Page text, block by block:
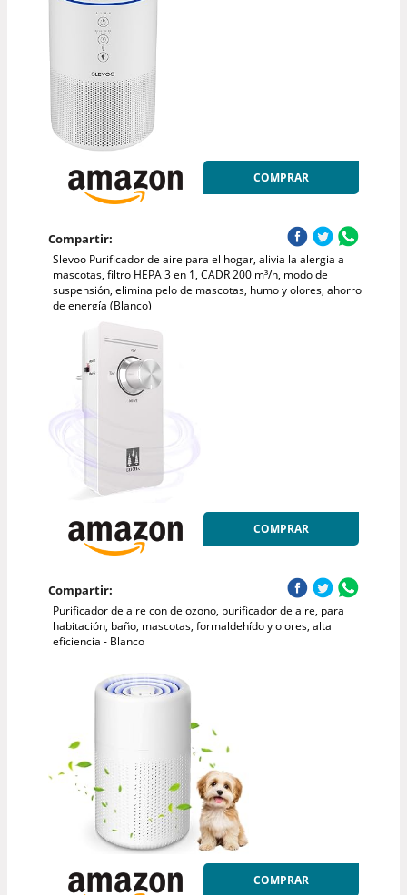
COMPRAR
Compartir:
Slevoo Purificador de aire para el hogar, alivia la alergia a
mascotas, filtro HEPA 3 en 1, CADR 200 m³/h, modo de
suspensión, elimina pelo de mascotas, humo y olores, ahorro
de energía (Blanco)
COMPRAR
Compartir:
Purificador de aire con de ozono, purificador de aire, para
habitación, baño, mascotas, formaldehído y olores, alta
eficiencia - Blanco
COMPRAR